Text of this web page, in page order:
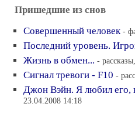
Пришедшие из снов
Совершенный человек -
Последний уровень.
Жизнь в обмен... -
Сигнал тревоги - F10 -
Джон Вэйн. Я любил его,
23.04.2008 14:18